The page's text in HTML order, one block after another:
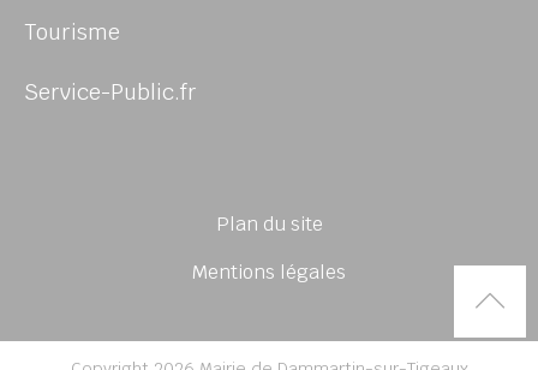
Tourisme
Service-Public.fr
Plan du site
Mentions légales